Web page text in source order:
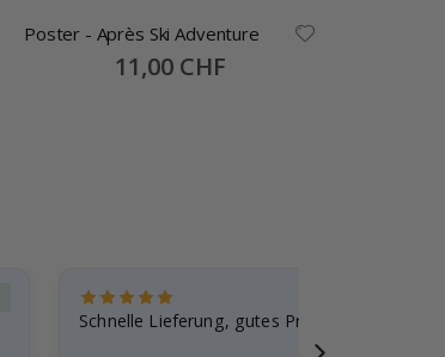
Poster - Après Ski Adventure
Special
Price
11,00 CHF
Schnelle Lieferung, gutes Produkt